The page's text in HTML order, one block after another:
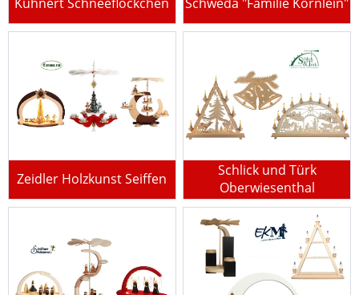
Zeidler Holzkunst Seiffen
Schlick und Türk
Oberwiesenthal